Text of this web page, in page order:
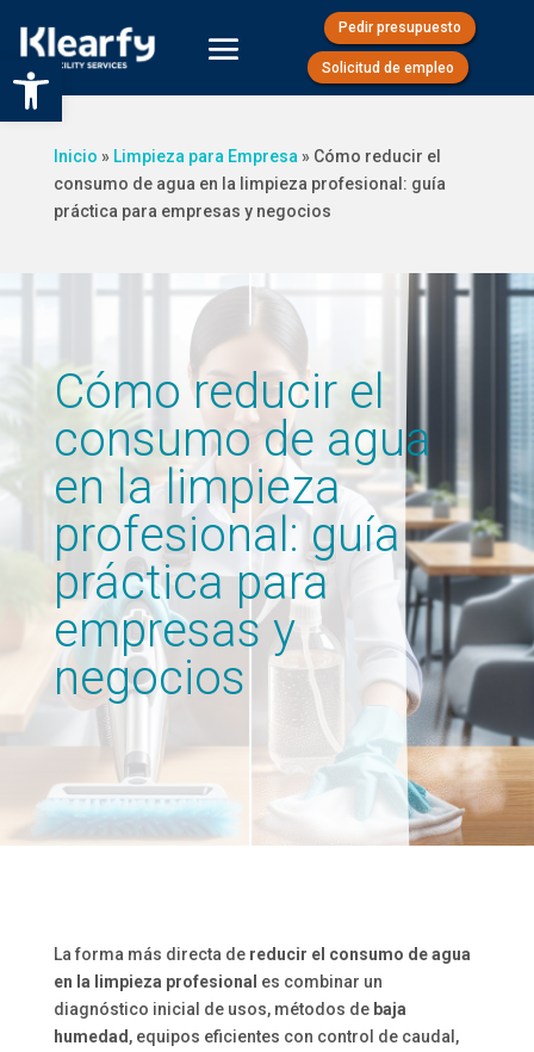
Abrir barra de herramientas
Pedir presupuesto
Solicitud de empleo
Inicio » Limpieza para Empresa » Cómo reducir el
consumo de agua en la limpieza profesional: guía
práctica para empresas y negocios
Cómo reducir el
consumo de agua
en la limpieza
profesional: guía
práctica para
empresas y
negocios
La forma más directa de reducir el consumo de agua
en la limpieza profesional es combinar un
diagnóstico inicial de usos, métodos de baja
humedad , equipos eficientes con control de caudal,